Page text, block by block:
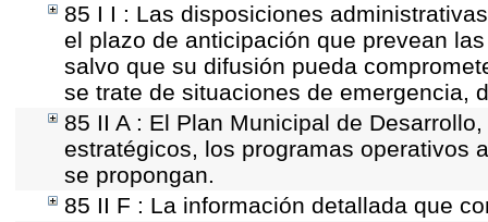
85 I I : Las disposiciones
el plazo de anticipación que prevean
salvo que su difusión pueda
se trate de situaciones de emergencia,
85 II A : El Plan Municipal de
estratégicos, los programas operativos
se propongan.
85 II F : La información detallada que